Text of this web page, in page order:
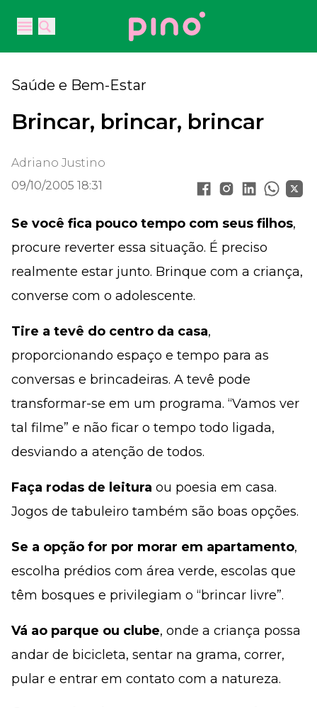
Open main menu
Open main menu
Your Company
Saúde e Bem-Estar
Brincar, brincar, brincar
Adriano Justino
09/10/2005 18:31
Se você fica pouco tempo com seus filhos,
procure reverter essa situação. É preciso
realmente estar junto. Brinque com a criança,
converse com o adolescente.
Tire a tevê do centro da casa,
proporcionando espaço e tempo para as
conversas e brincadeiras. A tevê pode
transformar-se em um programa. “Vamos ver
tal filme” e não ficar o tempo todo ligada,
desviando a atenção de todos.
Faça rodas de leitura ou poesia em casa.
Jogos de tabuleiro também são boas opções.
Se a opção for por morar em apartamento,
escolha prédios com área verde, escolas que
têm bosques e privilegiam o “brincar livre”.
Vá ao parque ou clube, onde a criança possa
andar de bicicleta, sentar na grama, correr,
pular e entrar em contato com a natureza.